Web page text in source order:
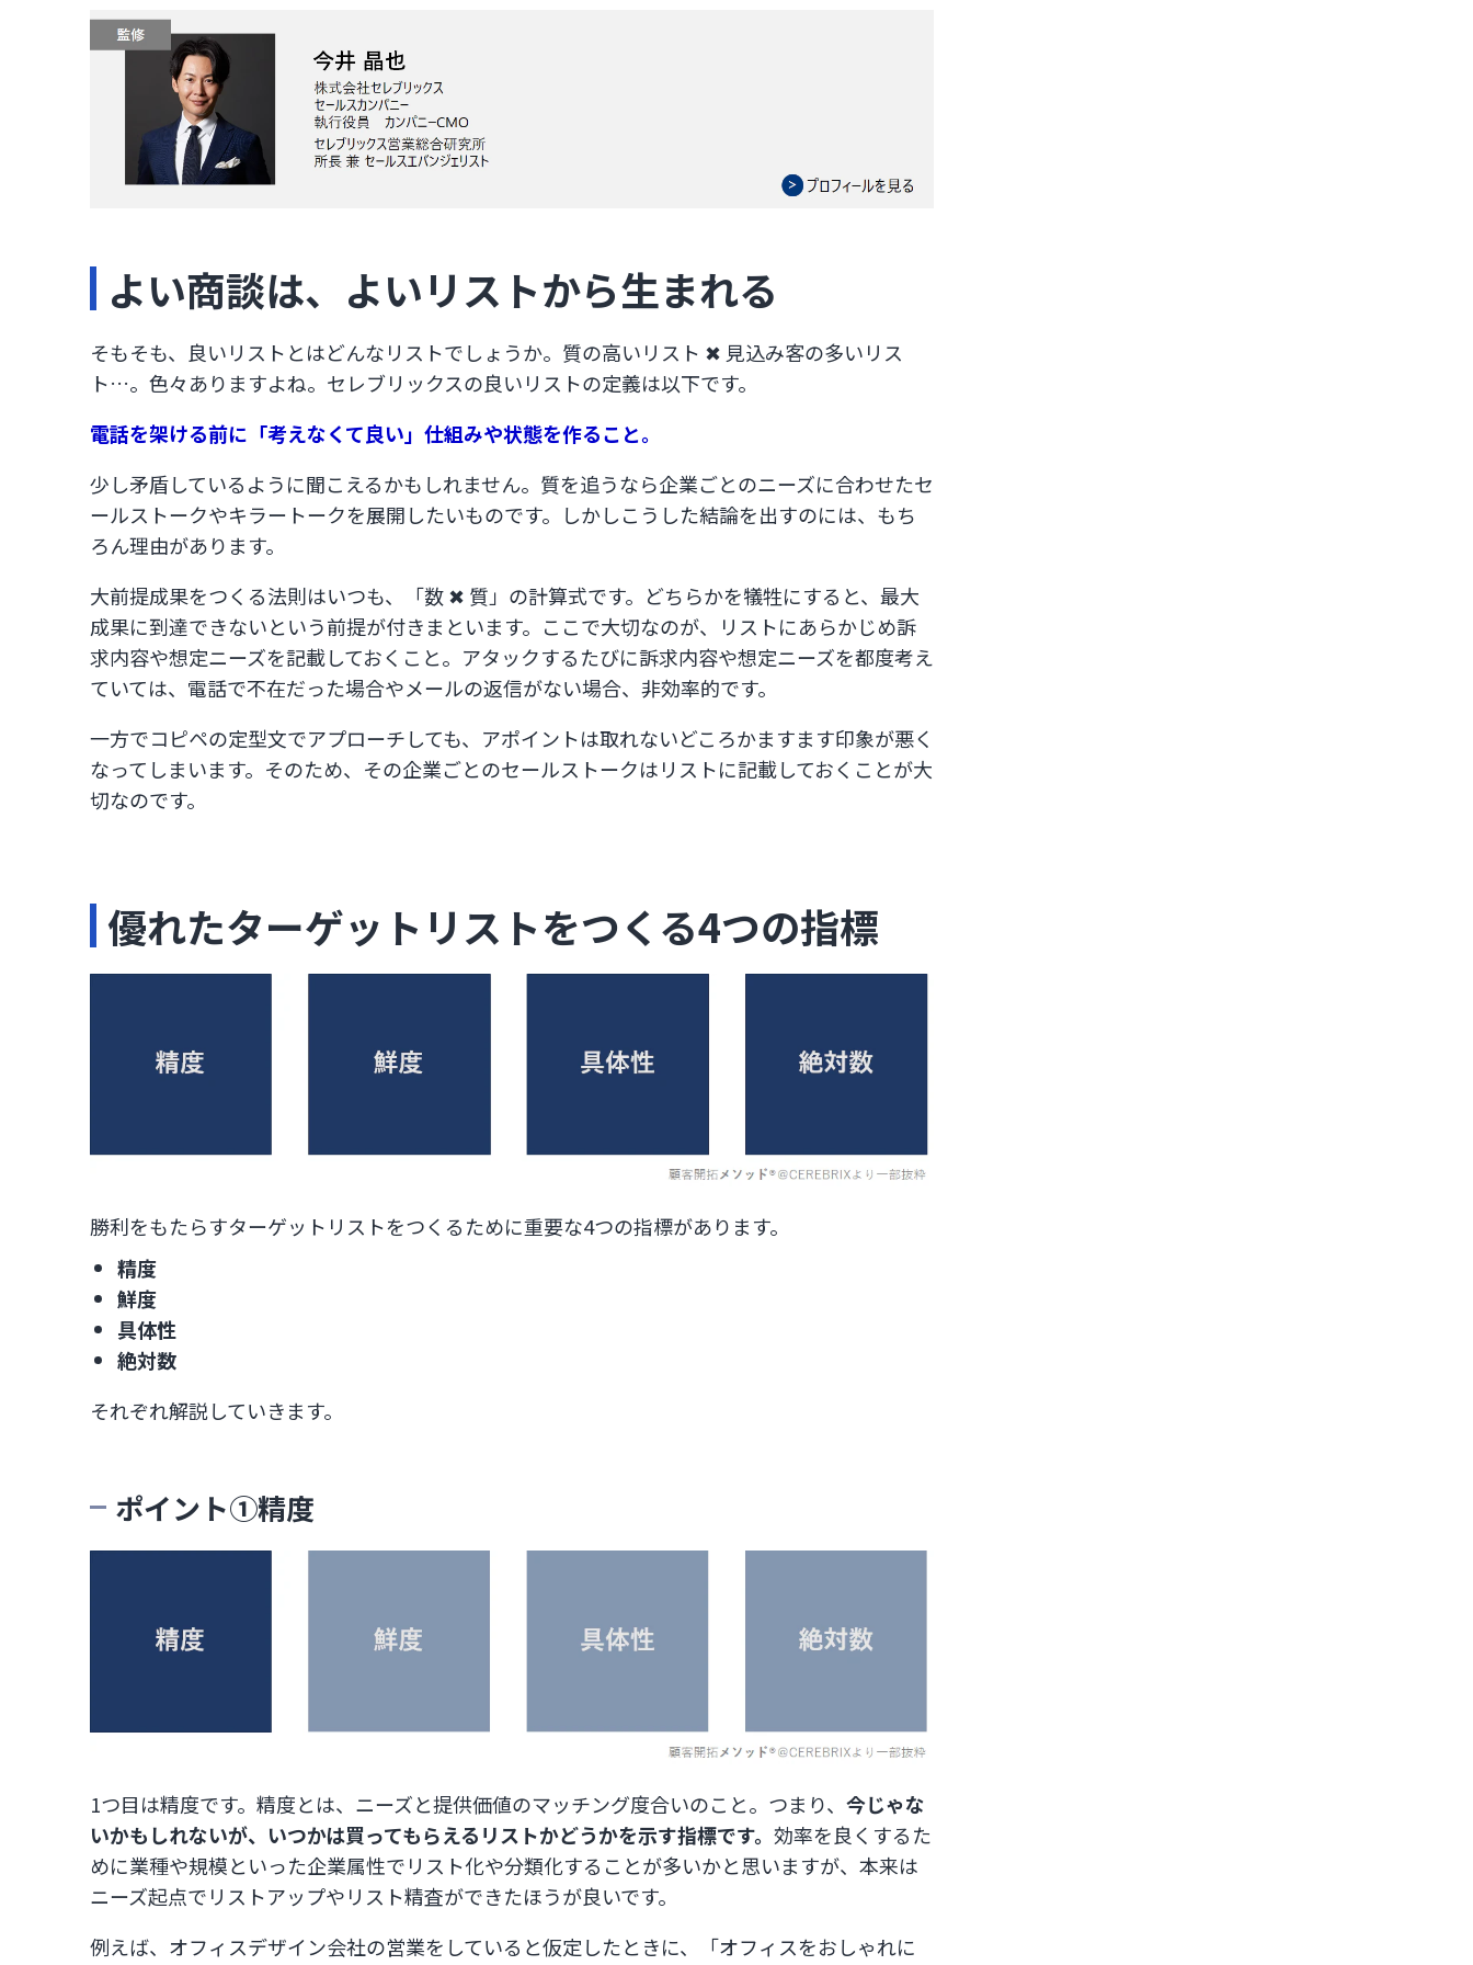
よい商談は、よいリストから生まれる​
そもそも、良いリストとはどんなリストでしょうか。質の高いリスト ✖ 見込み客の多いリス
ト…。色々ありますよね。​セレブリックスの良いリストの定義は以下です。
電話を架ける前に「考えなくて良い」仕組みや状態を作ること​​。
少し矛盾しているように聞こえるかもしれません。質を追うなら企業ごとのニーズに合わせたセ
ールストークやキラートークを展開したいものです。​​しかしこうした結論を出すのには、もち
ろん理由があります。​
大前提成果をつくる法則はいつも、「数 ✖ 質」の計算式です。​どちらかを犠牲にすると、最大
成果に到達できないという前提が付きまといます。​​ここで大切なのが、リストにあらかじめ訴
求内容や想定ニーズを記載しておくこと。​アタックするたびに訴求内容や想定ニーズを都度考え
ていては、電話で不在だった場合やメールの返信がない場合、非効率的です。​​
一方でコピペの定型文でアプローチしても、アポイントは取れないどころかますます印象が悪く
なってしまいます。​そのため、その企業ごとのセールストークはリストに記載しておくことが大
切なのです。​
優れたターゲットリストをつくる4つの指標
勝利をもたらすターゲットリストをつくるために重要な4つの指標があります。
精度
鮮度
具体性
絶対数
それぞれ解説していきます。
ポイント①精度
1つ目は精度です。精度とは、ニーズと提供価値のマッチング度合いのこと。つまり、 今じゃな
いかもしれないが、いつかは買ってもらえるリストかどうかを示す指標です。 効率を良くするた
めに業種や規模といった企業属性でリスト化や分類化することが多いかと思いますが、本来は
ニーズ起点でリストアップやリスト精査ができたほうが良いです。
例えば、オフィスデザイン会社の営業をしていると仮定したときに、「オフィスをおしゃれに